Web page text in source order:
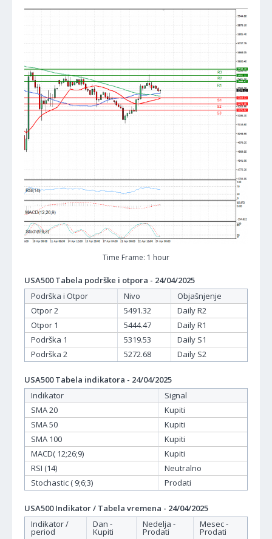
Time Frame: 1 hour
USA500 Tabela podrške i otpora - 24/04/2025
Podrška i Otpor
Nivo
Objašnjenje
Otpor 2
5491.32
Daily R2
Otpor 1
5444.47
Daily R1
Podrška 1
5319.53
Daily S1
Podrška 2
5272.68 Daily S2
USA500 Tabela indikatora - 24/04/2025
Indikator
Signal
SMA 20
Kupiti
SMA 50
Kupiti
SMA 100
Kupiti
MACD( 12;26;9)
Kupiti
RSI (14)
Neutralno
Stochastic ( 9;6;3)
Prodati
USA500 Indikator / Tabela vremena - 24/04/2025
Indikator /
period
Dan -
Kupiti
Nedelja -
Prodati
Mesec -
Prodati